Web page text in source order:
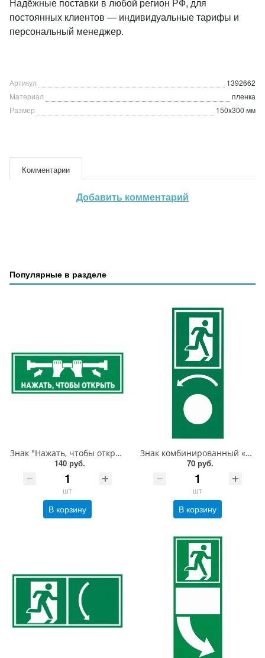
постоянных клиентов — индивидуальные тарифы и
персональный менеджер.
Артикул
1392662
Материал
пленка
Размер
150x300 мм
Комментарии
Добавить комментарий
Популярные в разделе
Знак "Нажать, чтобы открыть" с экраном для дверей "Антипаника", 150х300 мм, фотолюм, пленка
140 руб.
шт
В корзину
Знак комбинированный «Повернуть налево, чтобы открыть» со знаком E01-02 и с отверстием под ручку двери вертикальный, 200х100 мм, фотолюм, пленка
70 руб.
шт
В корзину